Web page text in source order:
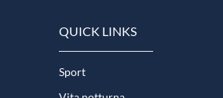
QUICK LINKS
Sport